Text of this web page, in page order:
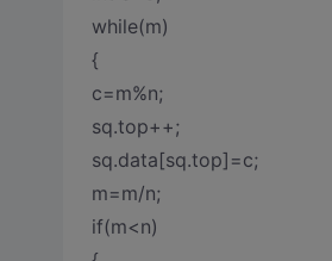
while(m)
{
c=m%n;
sq.top++;
sq.data[sq.top]=c;
m=m/n;
if(m<n)